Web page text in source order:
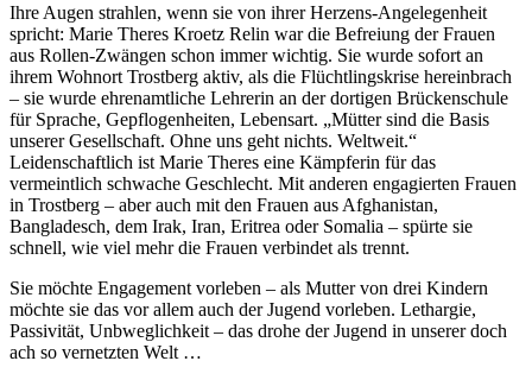
Ihre Augen strahlen, wenn sie von ihrer Herzens-Angelegenheit
spricht: Marie Theres Kroetz Relin war die Befreiung der Frauen
aus Rollen-Zwängen schon immer wichtig. Sie wurde sofort an
ihrem Wohnort Trostberg aktiv, als die Flüchtlingskrise hereinbrach
– sie wurde ehrenamtliche Lehrerin an der dortigen Brückenschule
für Sprache, Gepflogenheiten, Lebensart. „Mütter sind die Basis
unserer Gesellschaft. Ohne uns geht nichts. Weltweit.“
Leidenschaftlich ist Marie Theres eine Kämpferin für das
vermeintlich schwache Geschlecht. Mit anderen engagierten Frauen
in Trostberg – aber auch mit den Frauen aus Afghanistan,
Bangladesch, dem Irak, Iran, Eritrea oder Somalia – spürte sie
schnell, wie viel mehr die Frauen verbindet als trennt.
Sie möchte Engagement vorleben – als Mutter von drei Kindern
möchte sie das vor allem auch der Jugend vorleben. Lethargie,
Passivität, Unbweglichkeit – das drohe der Jugend in unserer doch
ach so vernetzten Welt …